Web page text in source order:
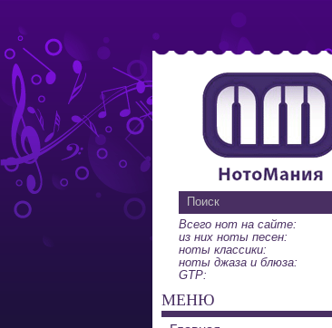
Всего нот на сайте:
из них ноты песен:
ноты классики:
ноты джаза и блюза:
GTP:
МЕНЮ